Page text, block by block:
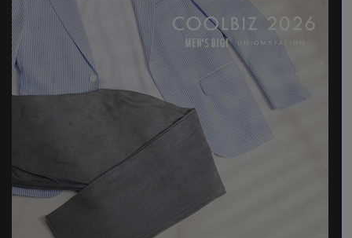
る2025年秋冬コレクションとなっております。
モデル:身長:185cm バスト:90cm ウエスト:77cm ヒップ:92cm 着
用サイズ:03(L)
※照明・光の加減、PCやスマートフォンなどの環境により、製品
と画像のカラーの見え方が異なる場合がございます。
※画像はサンプルのため、色味やサイズ等の仕様が変更になる場
※サイズは弊社規定の採寸によって記載しておりますが、若干の
個体差が生じる場合がございます。